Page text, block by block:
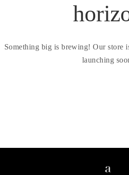
Something big is brewing! Our store
launching